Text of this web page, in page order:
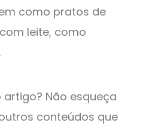
como pratos de
leite, como
Não esqueça
conteúdos que